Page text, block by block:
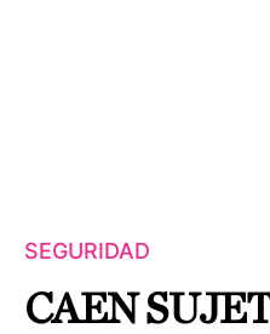
SEGURIDAD
CAEN